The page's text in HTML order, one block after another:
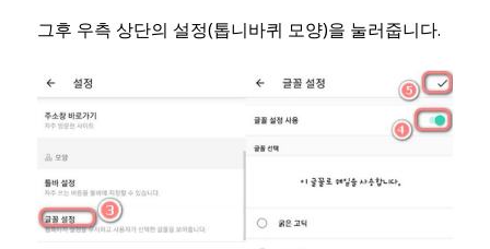
그후 우측 상단의 설정(톱니바퀴 모양)을 눌러줍니다.